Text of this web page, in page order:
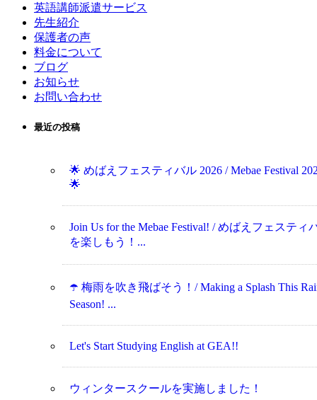
英語講師派遣サービス
先生紹介
保護者の声
料金について
ブログ
お知らせ
お問い合わせ
最近の投稿
🌟 めばえフェスティバル 2026 / Mebae Festival
🌟
Join Us for the Mebae Festival! / めばえフェスティ
を楽しもう！...
☂️ 梅雨を吹き飛ばそう！/ Making a Splash This
Season! ...
Let's Start Studying English at GEA!!
ウィンタースクールを実施しました！